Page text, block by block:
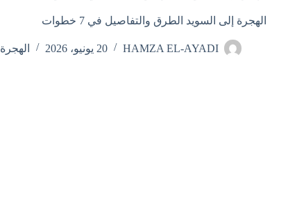
الهجرة إلى السويد الطرق والتفاصيل في 7 خطوات
HAMZA EL-AYADI 20 يونيو، 2026 الهجرة